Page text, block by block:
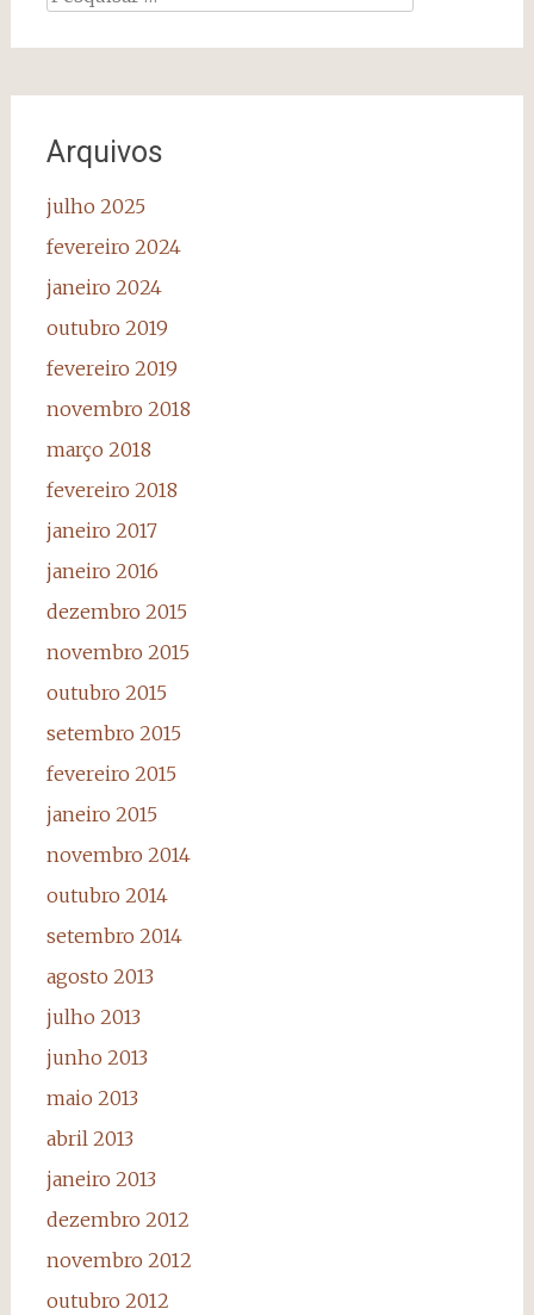
Arquivos
julho 2025
fevereiro 2024
janeiro 2024
outubro 2019
fevereiro 2019
novembro 2018
março 2018
fevereiro 2018
janeiro 2017
janeiro 2016
dezembro 2015
novembro 2015
outubro 2015
setembro 2015
fevereiro 2015
janeiro 2015
novembro 2014
outubro 2014
setembro 2014
agosto 2013
julho 2013
junho 2013
maio 2013
abril 2013
janeiro 2013
dezembro 2012
novembro 2012
outubro 2012